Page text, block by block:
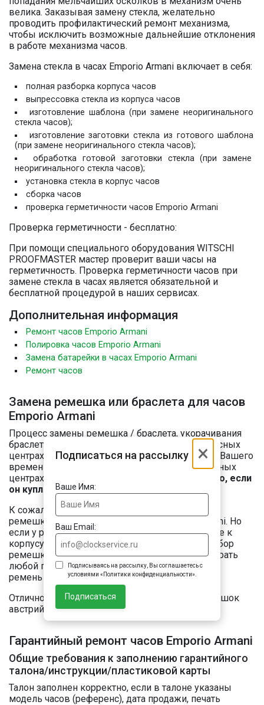
×
Подписаться на рассылку
Ваше Имя:
Ваш Email:
Подписываясь на рассылку, Вы соглашаетесь с
условиями «Политики конфиденциальности».
Подписаться
велика. Заказывая замену стекла, желательно
проводить профилактический ремонт механизма,
чтобы исключить возможные дальнейшие отклонения
в работе механизма часов.
Замена стекла в часах Emporio Armani включает в себя:
полная разборка корпуса часов
выпрессовка стекла из корпуса часов
изготовление шаблона (при замене неоригинального
стекла часов);
изготовление заготовки стекла из готового шаблона
(при замене неоригинального стекла часов);
обработка готовой заготовки стекла (при замене
неоригинального стекла часов);
установка стекла в корпус часов
сборка часов
проверка герметичности часов Emporio Armani
Проверка герметичности - бесплатно:
При помощи специального оборудования WITSCHI
PROOFMASTER мастер проверит ваши часы на
герметичность. Проверка герметичности часов при
замене стекла в часах является обязательной и
бесплатной процедурой в наших сервисах.
Дополнительная информация
Ремонт часов Emporio Armani
Полировка часов Emporio Armani
Замена батарейки в часах Emporio Armani
Ремонт часов
Замена ремешка или браслета для часов
Emporio Armani
Процесс замены ремешка / браслета, укорачивания
браслета, регулировка по объему руки в сервисных
центрах Clockservice займет не более 10 минут Вашего
времени. Замена ремешка / браслета в сервисных
центрах Clockservice осуществляется
бесплатно, если
он куплен у нас.
К сожалению, мы не продаем оригинальных
ремешков и браслетов для часов Emporio Armani. Но
если у ремешка Ваших часов прямое крепление к
корпусу, не обязательно ограничивать свой выбор
ремешками от производителя. Вы можете выбрать
любой подходящий по размеру универсальный
ремень на свой вкус.
Отличной заменой оригинала может стать ремешок
австрийской фирмы Hirsch.
Гарантийный ремонт часов Emporio Armani
Общие требования к заполнению гарантийного
талона/инструкции/пластиковой карты
Талон заполнен корректно, если в талоне указаны
модель часов (референс), дата продажи, печать